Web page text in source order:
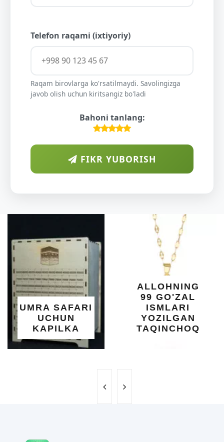
Telefon raqami (ixtiyoriy)
Raqam birovlarga ko'rsatilmaydi. Savolingizga
javob olish uchun kiritsangiz bo'ladi
Bahoni tanlang:
FIKR YUBORISH
ALLOHNING
99 GO'ZAL
ISMLARI
TAQINCHOQ